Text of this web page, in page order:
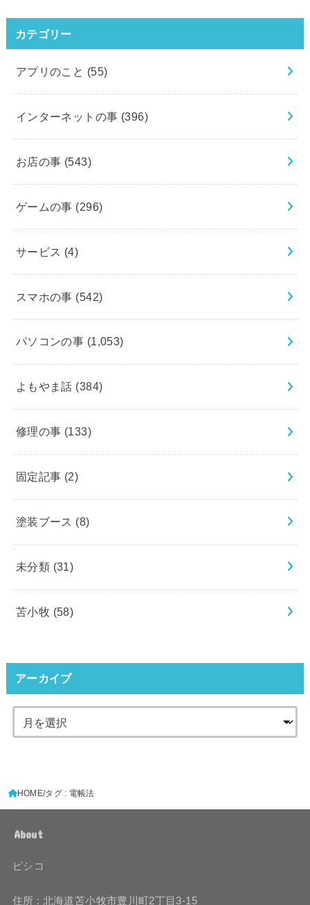
カテゴリー
アプリのこと (55)
インターネットの事 (396)
お店の事 (543)
ゲームの事 (296)
サービス (4)
スマホの事 (542)
パソコンの事 (1,053)
よもやま話 (384)
修理の事 (133)
固定記事 (2)
塗装ブース (8)
未分類 (31)
苫小牧 (58)
アーカイブ
HOME タグ : 電帳法
About
ピシコ
住所 : 北海道苫小牧市豊川町2丁目3-15